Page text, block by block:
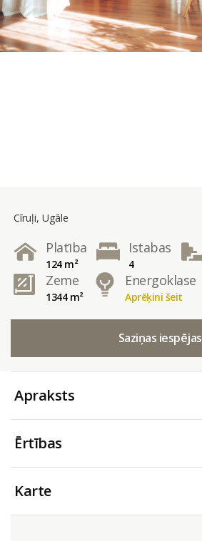
Cīruļi, Ugāle
Platība
124 m²
Istabas
4
Zeme
1344 m²
Energoklase
Aprēķini šeit
Saziņas iespējas
Apraksts
Ērtības
Karte